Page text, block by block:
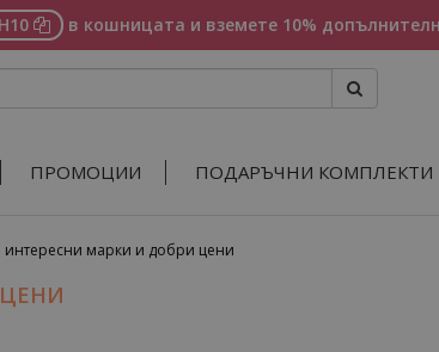
в кошницата и вземете 10%
ПРОМОЦИИ ПОДАРЪЧНИ КОМПЛЕКТИ
интересни марки и добри цени